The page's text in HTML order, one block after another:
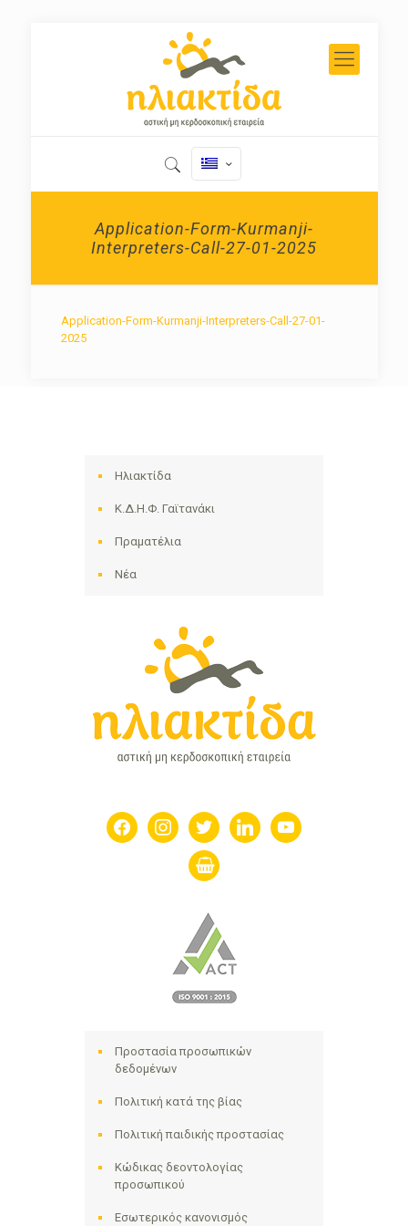
Application-Form-Kurmanji-
Interpreters-Call-27-01-2025
Application-Form-Kurmanji-Interpreters-Call-27-01-
2025
Ηλιακτίδα
Κ.Δ.Η.Φ. Γαϊτανάκι
Πραματέλια
Νέα
facebookinstagramtwitter linkedin youtube
shopping-
basket
Προστασία προσωπικών
δεδομένων
Πολιτική κατά της βίας
Πολιτική παιδικής προστασίας
Κώδικας δεοντολογίας
προσωπικού
Εσωτερικός κανονισμός